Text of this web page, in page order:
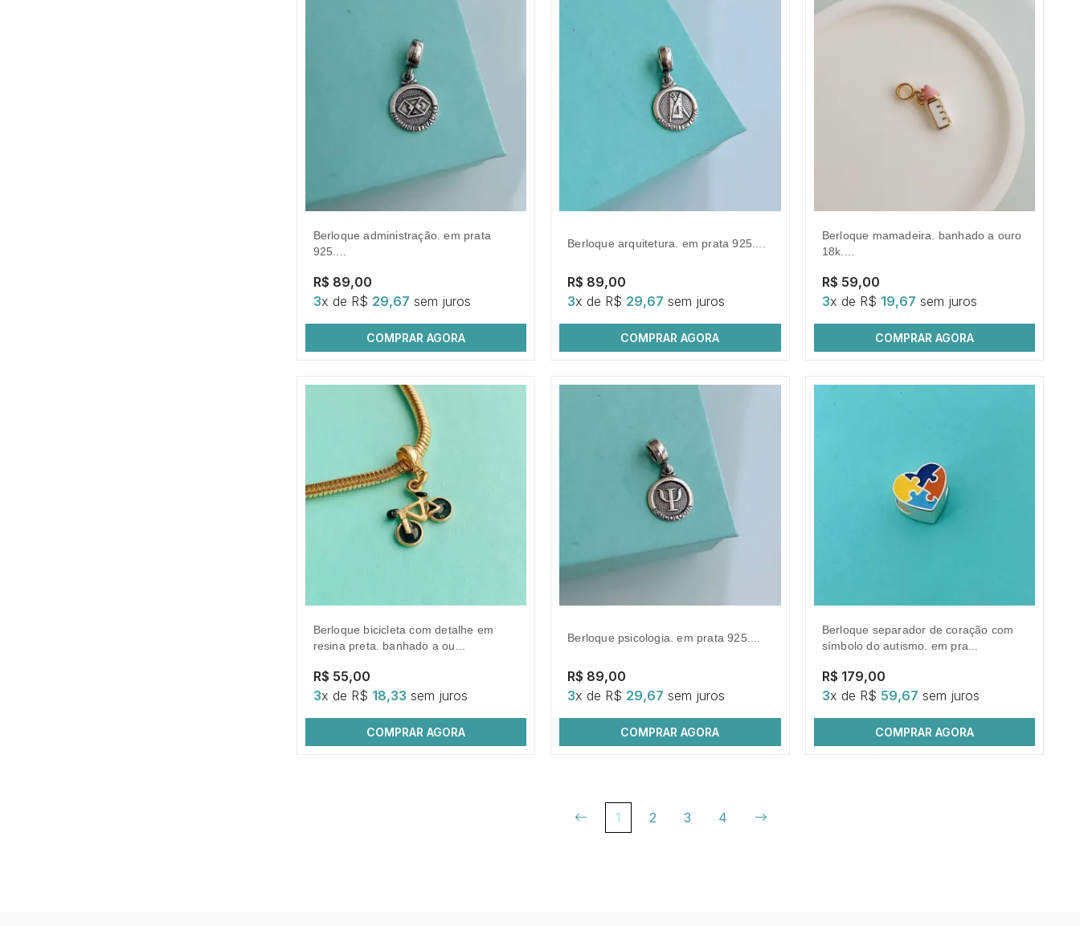
berloque administração. em prata
925....
R$ 89,00
3x de R$ 29,67 sem juros
COMPRAR AGORA
berloque arquitetura. em prata 925....
R$ 89,00
3x de R$ 29,67 sem juros
COMPRAR AGORA
berloque mamadeira. banhado a ouro
18k....
R$ 59,00
3x de R$ 19,67 sem juros
COMPRAR AGORA
berloque bicicleta com detalhe em
resina preta. banhado a ou...
R$ 55,00
3x de R$ 18,33 sem juros
COMPRAR AGORA
berloque psicologia. em prata 925....
R$ 89,00
3x de R$ 29,67 sem juros
COMPRAR AGORA
berloque separador de coração com
símbolo do autismo. em pra...
R$ 179,00
3x de R$ 59,67 sem juros
COMPRAR AGORA
1 2 3 4